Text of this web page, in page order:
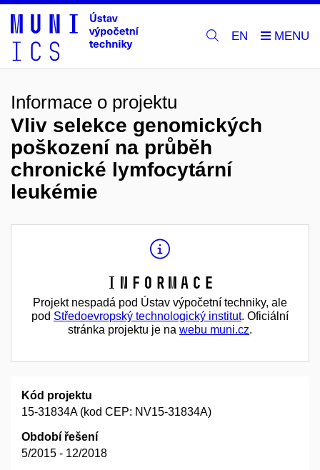
EN
Informace o projektu
Vliv selekce genomických
poškození na průběh
chronické lymfocytární
leukémie
Informace
Projekt nespadá pod Ústav výpočetní techniky, ale
pod Středoevropský technologický institut. Oficiální
stránka projektu je na webu muni.cz.
Kód projektu
15-31834A (kod CEP: NV15-31834A)
Období řešení
5/2015 - 12/2018